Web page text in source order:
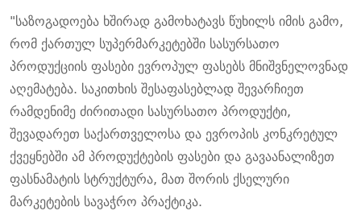
"საზოგადოება ხშირად გამოხატავს წუხილს იმის გამო,
რომ ქართულ სუპერმარკეტებში სასურსათო
პროდუქციის ფასები ევროპულ ფასებს მნიშვნელოვნად
აღემატება. საკითხის შესაფასებლად შევარჩიეთ
რამდენიმე ძირითადი სასურსათო პროდუქტი,
შევადარეთ საქართველოსა და ევროპის კონკრეტულ
ქვეყნებში ამ პროდუქტების ფასები და გავაანალიზეთ
ფასნამატის სტრუქტურა, მათ შორის ქსელური
მარკეტების სავაჭრო პრაქტიკა.